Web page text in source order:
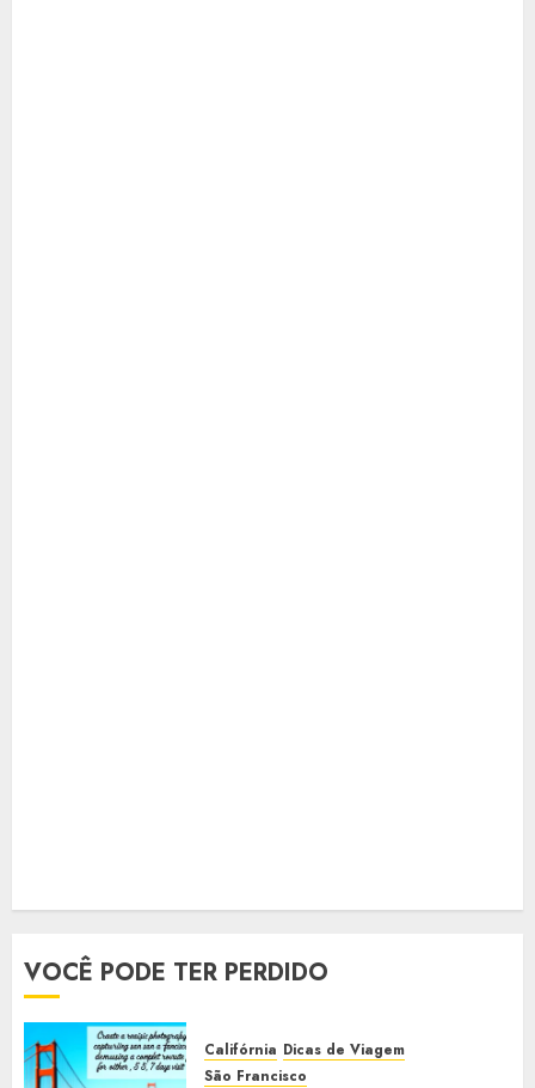
VOCÊ PODE TER PERDIDO
Califórnia Dicas de Viagem
São Francisco